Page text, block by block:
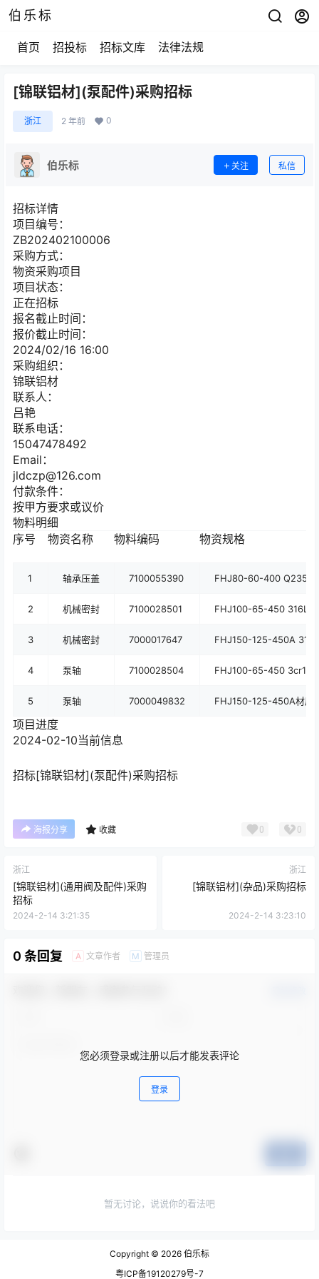
伯乐标
首页 招投标 招标文库 法律法规
[锦联铝材](泵配件)采购招标
浙江 2 年前 0
伯乐标 关注 私信
招标详情
项目编号：
ZB202402100006
采购方式：
物资采购项目
项目状态：
正在招标
报名截止时间：
报价截止时间：
2024/02/16 16:00
采购组织：
锦联铝材
联系人：
吕艳
联系电话：
15047478492
Email：
jldczp@126.com
付款条件：
按甲方要求或议价
物料明细
序号
物资名称 物料编码 物资规格
1 轴承压盖 7100055390 FHJ80-60-400 Q235
2 机械密封 7100028501 FHJ100-65-450
3 机械密封 7000017647 FHJ150-125-450A
4 泵轴 7100028504 FHJ100-65-450 3cr13
5 泵轴 7000049832 FHJ150-125-450A材质
项目进度
2024-02-10当前信息
招标[锦联铝材](泵配件)采购招标
海报分享 收藏 0 0
浙江
[锦联铝材](通用阀及配件)采购
招标
2024-2-14 3:21:35
浙江
[锦联铝材](杂品)采购招标
2024-2-14 3:23:10
0 条回复 A 文章作者 M 管理员
您必须登录或注册以后才能发表评论
登录
暂无讨论，说说你的看法吧
Copyright © 2026 伯乐标
粤ICP备19120279号-7